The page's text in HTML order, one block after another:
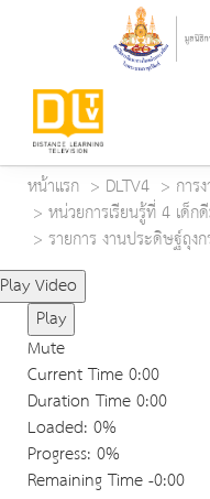
หน้าแรก DLTV4
การ
หน่วยการเรียนรู้ที่ 4 เด็ก
รายการ งานประดิษฐ์ถุ
Play Video
Play
Mute
Current Time0:00
Duration Time0:00
Loaded: 0%
Progress: 0%
Remaining Time-0:00